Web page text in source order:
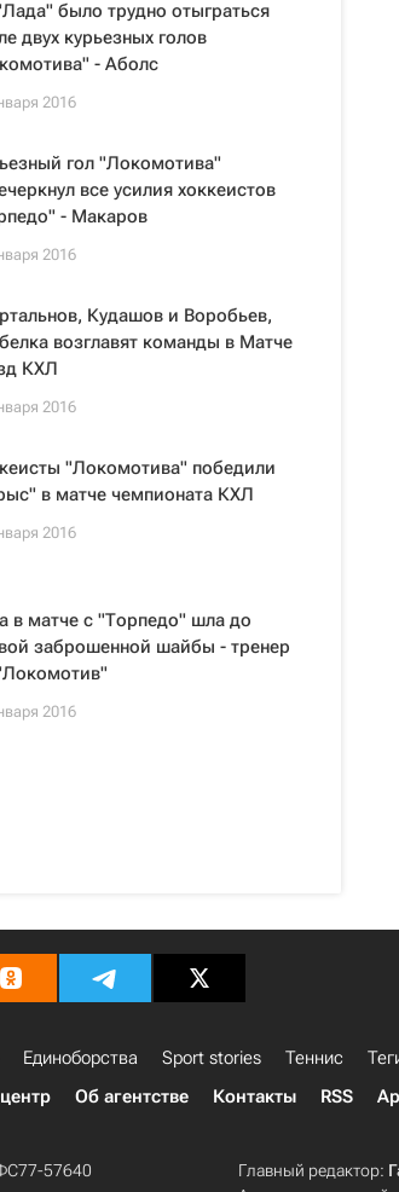
было трудно отыграться
двух курьезных голов
- Аболс
2016
гол "Локомотива"
все усилия хоккеистов
- Макаров
2016
Кудашов и Воробьев,
возглавят команды в Матче
КХЛ
2016
"Локомотива" победили
в матче чемпионата КХЛ
2016
в матче с "Торпедо" шла до
заброшенной шайбы - тренер
2016
Единоборства Sport stories Теннис
Об агентстве Контакты RSS
57640
Главный редактор: